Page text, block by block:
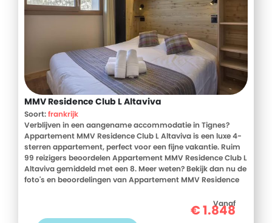
MMV Residence Club L Altaviva
Soort:frankrijk
Verblijven in een aangename accommodatie in Tignes?
Appartement MMV Residence Club L Altaviva is een luxe 4-
sterren appartement, perfect voor een fijne vakantie. Ruim
99 reizigers beoordelen Appartement MMV Residence Club L
Altaviva gemiddeld met een 8. Meer weten? Bekijk dan nu de
foto's en beoordelingen van Appartement MMV Residence
heerlijke vakantie in Frankrijk? Boek jouw vakantie naar
Appartement MMV Residence Club L Altaviva vandaag nog!
Vanaf
€1.848